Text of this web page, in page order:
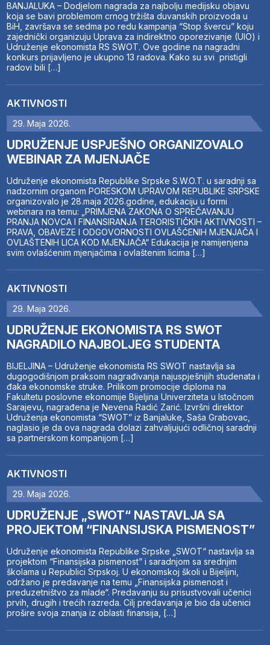
BANJALUKA – Dodjelom nagrada za najbolju medijsku objavu
koja se bavi problemom crnog tržišta duvanskih proizvoda u
BiH, završava se sedma po redu kampanja “Stop švercu” koju
zajednički organizuju Uprava za indirektno oporezivanje (UIO) i
Udruženje ekonomista RS SWOT. Ove godine na nagradni
konkurs prijavljeno je ukupno 13 radova. Kako su svi pristigli
radovi bili […]
AKTIVNOSTI
29. Maja 2026.
UDRUŽENJE USPJEŠNO ORGANIZOVALO
WEBINAR ZA MJENJAČE
Udruženje ekonomista Republike Srpske S.W.O.T. u saradnji sa
nadzornim organom PORESKOM UPRAVOM REPUBLIKE SRPSKE
organizovalo je 28.maja 2026.godine, edukaciju u formi
webinara na temu: „PRIMJENA ZAKONA O SPREČAVANJU
PRANJA NOVCA I FINANSIRANJA TERORISTIČKIH AKTIVNOSTI –
PRAVA, OBAVEZE I ODGOVORNOSTI OVLAŠĆENIH MJENJAČA I
OVLAŠTENIH LICA KOD MJENJAČA“ Edukacija je namijenjena
svim ovlašćenim mjenjačima i ovlaštenim licima […]
AKTIVNOSTI
29. Maja 2026.
UDRUŽENJE EKONOMISTA RS SWOT
NAGRADILO NAJBOLJEG STUDENTA
BIJELJINA – Udruženje ekonomista RS SWOT nastavlja sa
dugogodišnjom praksom nagrađivanja najuspješnijih studenata i
đaka ekonomske struke. Prilikom promocije diploma na
Fakultetu poslovne ekonomije Bijeljina Univerziteta u Istočnom
Sarajevu, nagrađena je Nevena Radić Zarić. Izvršni direktor
Udruženja ekonomista “SWOT” iz Banjaluke, Saša Grabovac,
naglasio je da ova nagrada dolazi zahvaljujući odličnoj saradnji
sa partnerskom kompanijom […]
AKTIVNOSTI
29. Maja 2026.
UDRUŽENJE „SWOT“ NASTAVLJA SA
PROJEKTOM “FINANSIJSKA PISMENOST”
Udruženje ekonomista Republike Srpske „SWOT“ nastavlja sa
projektom “Finansijska pismenost” i saradnjom sa srednjim
školama u Republici Srpskoj. U ekonomskoj školi u Bijeljini,
održano je predavanje na temu „Finansijska pismenost i
preduzetništvo za mlade“. Predavanju su prisustvovali učenici
prvih, drugih i trećih razreda. Cilj predavanja je bio da učenici
prošire svoja znanja iz oblasti finansija, […]